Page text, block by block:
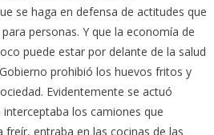
se haga en defensa de actitudes que
personas. Y que la economía de
puede estar por delante de la salud
prohibió los huevos fritos y
Evidentemente se actuó
los camiones que
entraba en las cocinas de las